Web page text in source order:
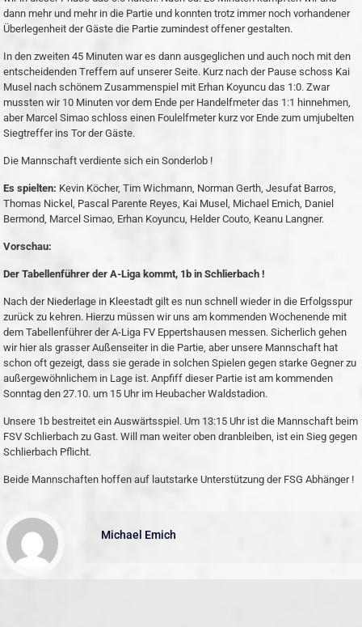
dann mehr und mehr in die Partie und konnten trotz immer noch vorhandener
Überlegenheit der Gäste die Partie zumindest offener gestalten.
In den zweiten 45 Minuten war es dann ausgeglichen und auch noch mit den
entscheidenden Treffern auf unserer Seite. Kurz nach der Pause schoss Kai
Musel nach schönem Zusammenspiel mit Erhan Koyuncu das 1:0. Zwar
mussten wir 10 Minuten vor dem Ende per Handelfmeter das 1:1 hinnehmen,
aber Marcel Simao schloss einen Foulelfmeter kurz vor Ende zum umjubelten
Siegtreffer ins Tor der Gäste.
Die Mannschaft verdiente sich ein Sonderlob !
Es spielten: Kevin Köcher, Tim Wichmann, Norman Gerth, Jesufat Barros,
Thomas Nickel, Pascal Parente Reyes, Kai Musel, Michael Emich, Daniel
Bermond, Marcel Simao, Erhan Koyuncu, Helder Couto, Keanu Langner.
Vorschau:
Der Tabellenführer der A-Liga kommt, 1b in Schlierbach !
Nach der Niederlage in Kleestadt gilt es nun schnell wieder in die Erfolgsspur
zurück zu kehren. Hierzu müssen wir uns am kommenden Wochenende mit
dem Tabellenführer der A-Liga FV Eppertshausen messen. Sicherlich gehen
wir hier als grasser Außenseiter in die Partie, aber unsere Mannschaft hat
schon oft gezeigt, dass sie gerade in solchen Spielen gegen starke Gegner zu
außergewöhnlichem in Lage ist. Anpfiff dieser Partie ist am kommenden
Sonntag den 27.10. um 15 Uhr im Heubacher Waldstadion.
Unsere 1b bestreitet ein Auswärtsspiel. Um 13:15 Uhr ist die Mannschaft beim
FSV Schlierbach zu Gast. Will man weiter oben dranbleiben, ist ein Sieg gegen
Schlierbach Pflicht.
Beide Mannschaften hoffen auf lautstarke Unterstützung der FSG Abhänger !
Michael Emich